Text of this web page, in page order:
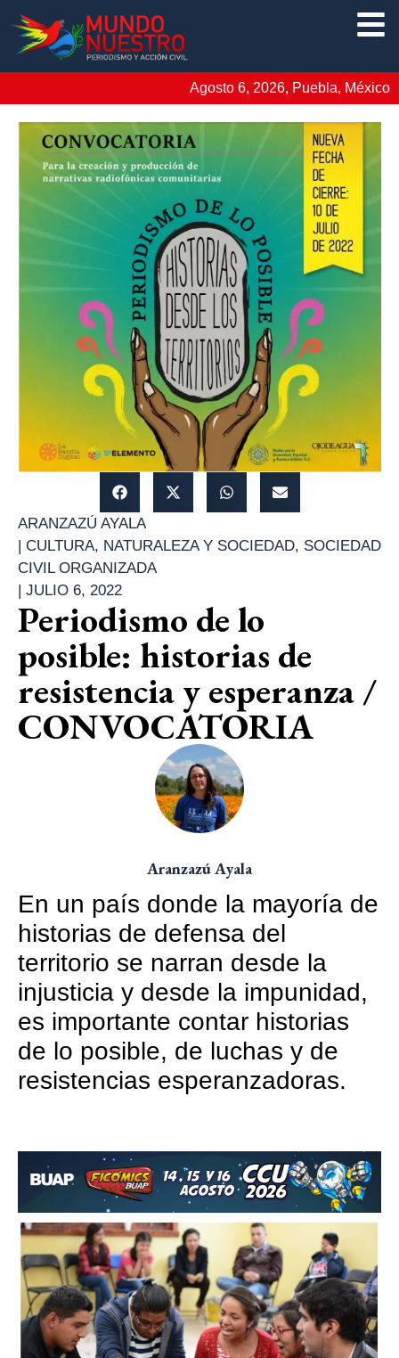
Agosto 6, 2026, Puebla, México
ARANZAZÚ AYALA
| CULTURA, NATURALEZA Y SOCIEDAD, SOCIEDAD
CIVIL ORGANIZADA
| JULIO 6, 2022
Periodismo de lo
posible: historias de
resistencia y esperanza /
CONVOCATORIA
Aranzazú Ayala
En un país donde la mayoría de
historias de defensa del
territorio se narran desde la
injusticia y desde la impunidad,
es importante contar historias
de lo posible, de luchas y de
resistencias esperanzadoras.